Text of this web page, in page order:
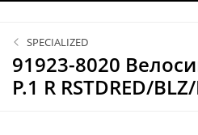
SPECIALIZED
91923-8020
P.1 R RSTDRED/